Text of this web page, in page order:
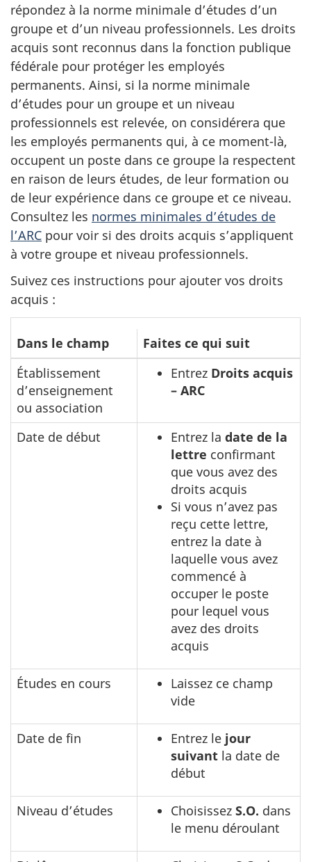
répondez à la norme minimale d’études d’un
groupe et d’un niveau professionnels. Les droits
acquis sont reconnus dans la fonction publique
fédérale pour protéger les employés
permanents. Ainsi, si la norme minimale
d’études pour un groupe et un niveau
professionnels est relevée, on considérera que
les employés permanents qui, à ce moment-là,
occupent un poste dans ce groupe la respectent
en raison de leurs études, de leur formation ou
de leur expérience dans ce groupe et ce niveau.
Consultez les normes minimales d’études de
l’ARC pour voir si des droits acquis s’appliquent
à votre groupe et niveau professionnels.
Suivez ces instructions pour ajouter vos droits
acquis :
Suivez
ces
instructions
pour ajouter
vos
droits
Dans le champ
Faites ce qui suit
Établissement
d’enseignement
ou association
Entrez Droits acquis
– ARC
Date de début Entrez la date de la
lettre confirmant
que vous avez des
droits acquis
Si vous n’avez pas
reçu cette lettre,
entrez la date à
laquelle vous avez
commencé à
occuper le poste
pour lequel vous
avez des droits
acquis
Études en cours
Laissez ce champ
vide
Date de fin Entrez le jour
suivant la date de
début
Niveau d’études Choisissez S.O. dans
le menu déroulant